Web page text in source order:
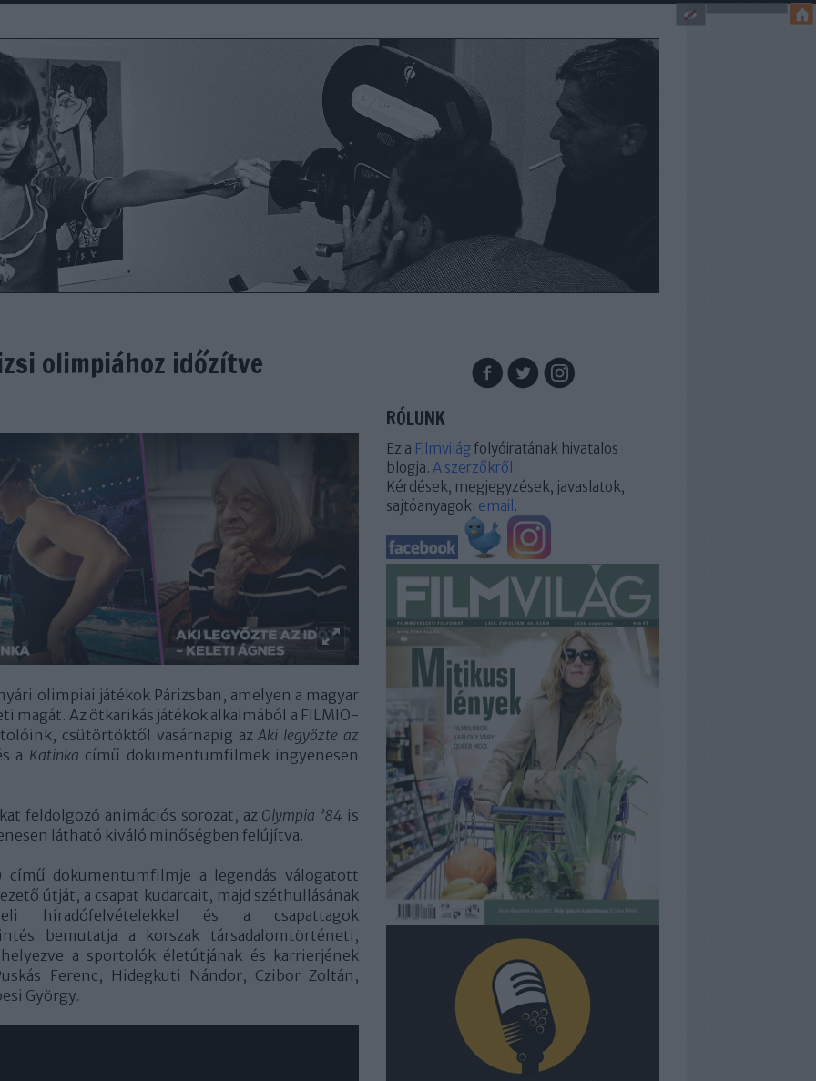
olimpiához időzítve
olimpiai játékok Párizsban, amelyen a magyar
magát. Az ötkarikás játékok alkalmából a FILMIO-
csütörtöktől vasárnapig azAki legyőzte az
a Katinka című dokumentumfilmek ingyenesen
feldolgozó animációs sorozat, az Olympia ’84 is
látható kiváló minőségben felújítva.
című dokumentumfilmje a legendás válogatott
útját, a csapat kudarcait, majd széthullásának
híradófelvételekkel és a csapattagok
bemutatja a korszak társadalomtörténeti,
a sportolók életútjának és karrierjének
Ferenc, Hidegkuti Nándor, Czibor Zoltán,
György.
RÓLUNK
Ez a Filmvilágfolyóiratának hivatalos
blogja. A szerzőkről .
Kérdések, megjegyzések, javaslatok,
sajtóanyagok: email .